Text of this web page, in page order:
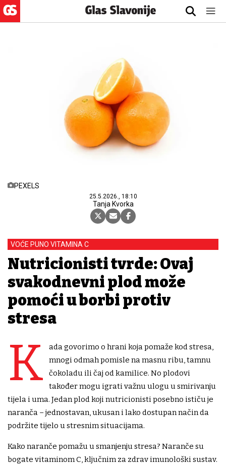
PEXELS
25.5.2026., 18:10
Tanja Kvorka
VOĆE PUNO VITAMINA C
Nutricionisti tvrde: Ovaj
svakodnevni plod može
pomoći u borbi protiv
stresa
K
ada govorimo o hrani koja pomaže kod stresa,
mnogi odmah pomisle na masnu ribu, tamnu
čokoladu ili čaj od kamilice. No plodovi
također mogu igrati važnu ulogu u smirivanju
tijela i uma. Jedan plod koji nutricionisti posebno ističu je
naranča – jednostavan, ukusan i lako dostupan način da
podržite tijelo u stresnim situacijama.
Kako naranče pomažu u smanjenju stresa? Naranče su
bogate vitaminom C, ključnim za zdrav imunološki sustav.